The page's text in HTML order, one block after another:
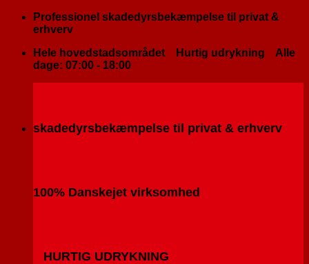
FortsætProfessionel skadedyrsbekæmpelse til privat &
erhverv
Hele hovedstadsområdet
Hurtig udrykning
Alle
dage: 07:00 - 18:00
skadedyrsbekæmpelse til privat & erhverv
100% Danskejet virksomhed
HURTIG UDRYKNING